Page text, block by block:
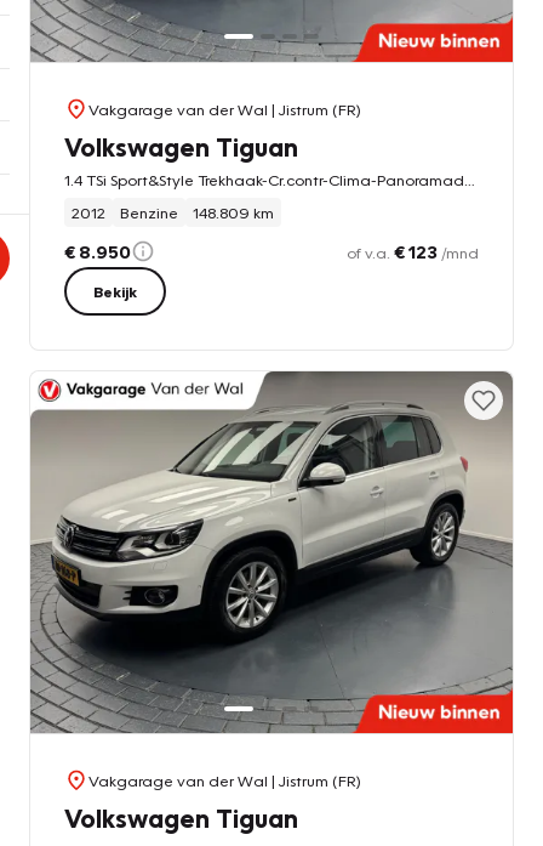
Vakgarage van der Wal | Jistrum (FR)
Volkswagen Tiguan
2012
Benzine 148.809 km
€ 8.950 of v.a. € 123 /mnd
Bekijk
Vakgarage van der Wal | Jistrum (FR)
Volkswagen Tiguan